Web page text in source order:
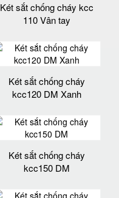
Két sắt chống cháy kcc
110 Vân tay
Két sắt chống cháy
kcc120 DM Xanh
Két sắt chống cháy
kcc150 DM